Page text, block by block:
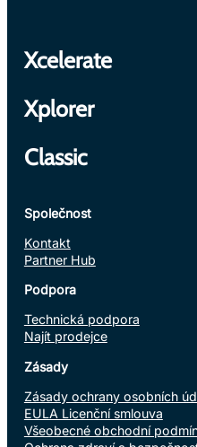
Xcelerate
Xplorer
Classic
Společnost
Kontakt
Partner Hub
Podpora
Technická podpora
Najít prodejce
Zásady
Zásady ochrany osobních
EULA Licenční smlouva
Všeobecné obchodní